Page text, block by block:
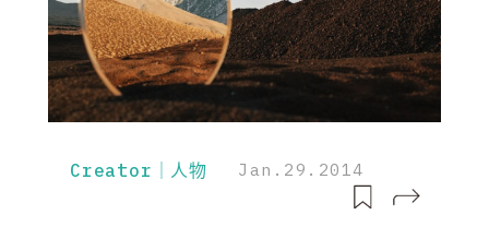
Creator｜人物 Jan.29.2014